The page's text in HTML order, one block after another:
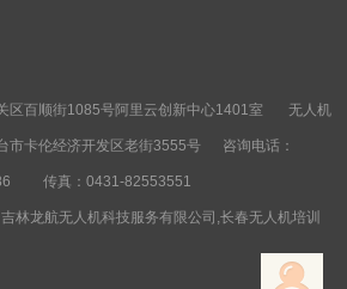
区百顺街1085号阿里云创新中心1401室 无人机
市卡伦经济开发区老街3555号 咨询电话：
传真：0431-82553551
林龙航无人机科技服务有限公司,长春无人机培训